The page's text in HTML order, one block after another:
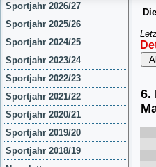
Sportjahr 2026/27
Sportjahr 2025/26
Sportjahr 2024/25
Sportjahr 2023/24
Sportjahr 2022/23
Sportjahr 2021/22
Sportjahr 2020/21
Sportjahr 2019/20
Sportjahr 2018/19